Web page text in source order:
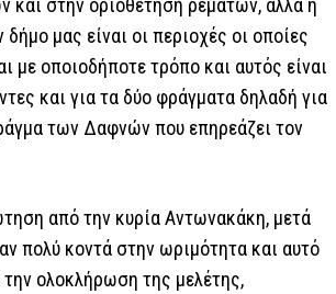
και στην οριοθέτηση ρεμάτων, αλλά η
μας είναι οι περιοχές οι οποίες
με οποιοδήποτε τρόπο και αυτός είναι
και για τα δύο φράγματα δηλαδή για
των Δαφνών που επηρεάζει τον
από την κυρία Αντωνακάκη, μετά
πολύ κοντά στην ωριμότητα και αυτό
την ολοκλήρωση της μελέτης,